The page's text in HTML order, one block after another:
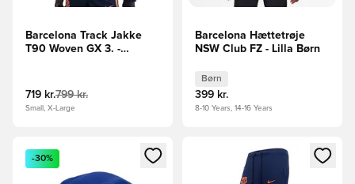
Barcelona Track Jakke
T90 Woven GX 3. -
719 kr.799 kr.
Small, X-Large
Barcelona Hættetrøje
NSW Club FZ - Lilla Børn
Børn
399 kr.
8-10 Years, 14-16 Years
Åbner en Modal til at logge ind eller tilmelde dig som
-30%
Åbner en Modal til at logge